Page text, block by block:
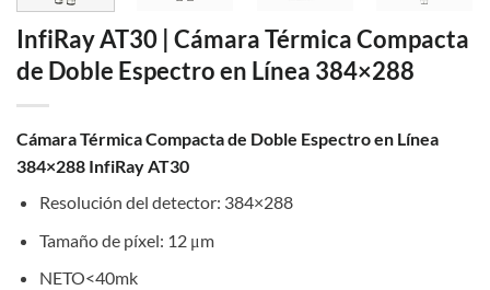
InfiRay AT30 | Cámara Térmica Compacta
de Doble Espectro en Línea 384×288
Cámara Térmica Compacta de Doble Espectro en Línea
384×288 InfiRay AT30
Resolución del detector: 384×288
Tamaño de píxel: 12 μm
NETO<40mk